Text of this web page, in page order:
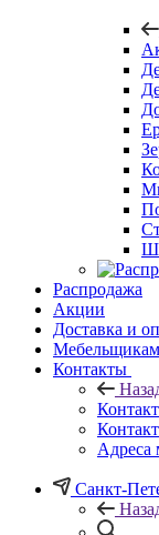
Распродажа
Акции
Доставка и
Мебельщикам
Контакты
Адреса
Санкт-